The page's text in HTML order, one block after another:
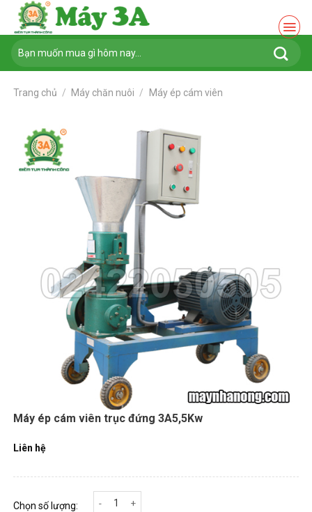
Chuyển
nội
dung
Tìm
kiếm:
Trang chủ / Máy chăn nuôi / Máy ép cám viên
Máy ép cám viên trục đứng 3A5,5Kw
Liên hệ
Máy ép cám viên trục đứng 3A5,5Kw số lượng
Chọn số lượng: